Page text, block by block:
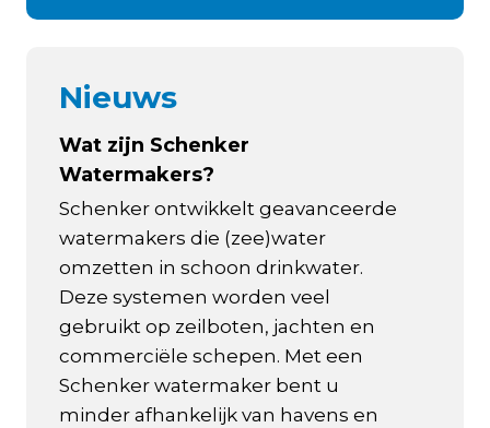
Nieuws
Wat zijn Schenker
Watermakers?
Schenker ontwikkelt geavanceerde
watermakers die (zee)water
omzetten in schoon drinkwater.
Deze systemen worden veel
gebruikt op zeilboten, jachten en
commerciële schepen. Met een
Schenker watermaker bent u
minder afhankelijk van havens en